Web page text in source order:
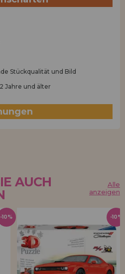
Stückqualität und Bild
Jahre und älter
AUCH
Alle
anzeigen
-10% -10%